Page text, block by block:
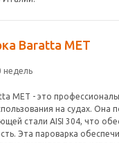
Baratta MET
недель
MET - это
на судах. Она
стали AISI 304, что
Эта пароварка